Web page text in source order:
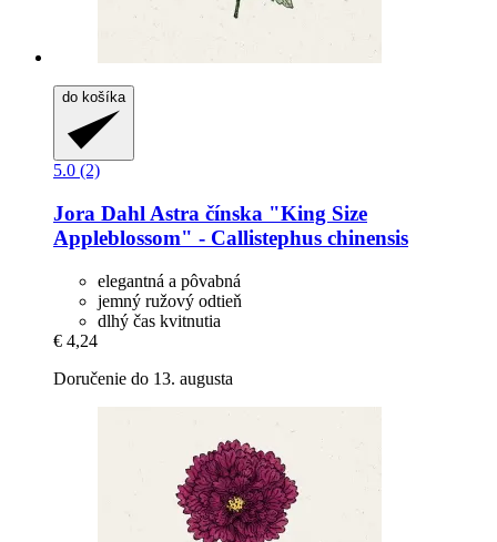
do košíka
5.0 (2)
Jora Dahl Astra čínska "King Size
Appleblossom" -​ Callistephus chinensis
elegantná a pôvabná
jemný ružový odtieň
dlhý čas kvitnutia
€ 4,24
Doručenie do 13. augusta